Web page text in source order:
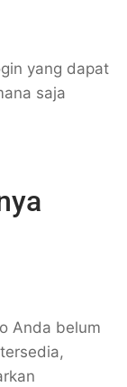
yang dapat
saja
Anda belum